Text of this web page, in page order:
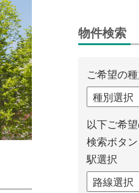
物件検索
ご希望の
以下ご希
検索ボタ
駅選択